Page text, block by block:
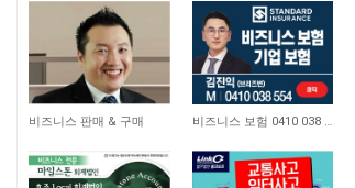
5,729
비즈니스 판매 & 구매 3,570 비즈니스 보험 0410 038 554